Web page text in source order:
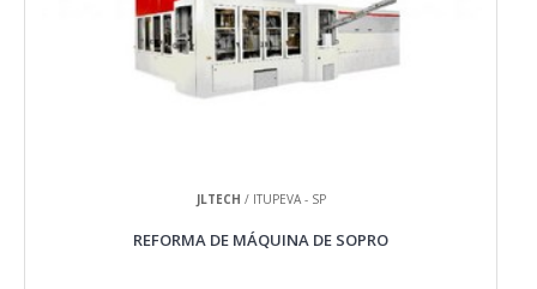
JLTECH / ITUPEVA - SP
REFORMA DE MÁQUINA DE SOPRO